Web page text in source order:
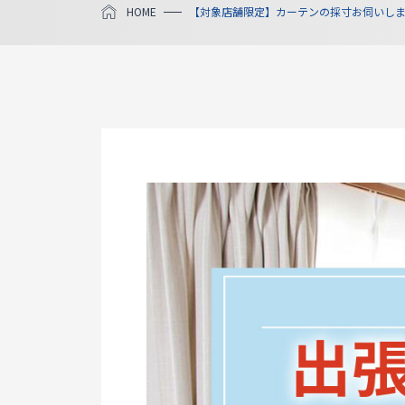
HOME 【対象店舗限定】カーテンの採寸お伺いし